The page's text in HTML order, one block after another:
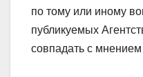
по тому или иному
публикуемых
совпадать с